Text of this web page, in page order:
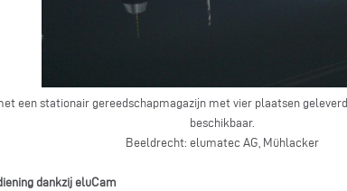
een stationair gereedschapmagazijn met vier plaatsen
beschikbaar.
Beeldrecht: elumatec AG, Mühlacker
dankzij eluCam